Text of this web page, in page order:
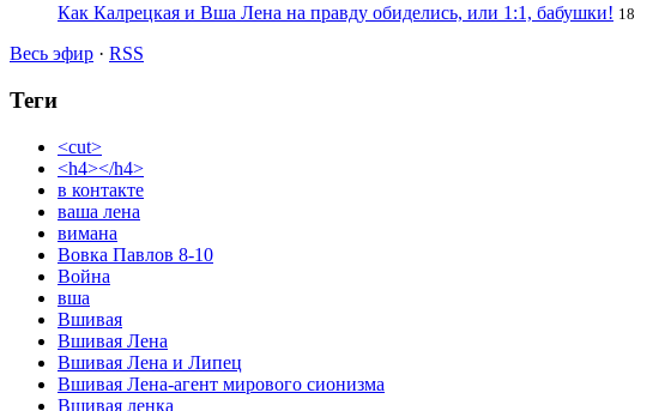
Как Калрецкая и Вша Лена на правду обиделись, или 1:1, бабушки! 18
Весь эфир · RSS
Теги
<cut>
<h4></h4>
в контакте
ваша лена
вимана
Вовка Павлов 8-10
Война
вша
Вшивая
Вшивая Лена
Вшивая Лена и Липец
Вшивая Лена-агент мирового сионизма
Вшивая ленка